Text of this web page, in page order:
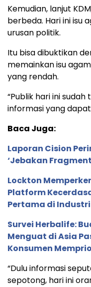
Kemudian, lanjut
berbeda. Hari ini isu
urusan politik.
Itu bisa dibuktikan
memainkan isu
yang rendah.
“Publik hari ini
informasi yang
Baca Juga:
Laporan Cision
‘Jebakan
Lockton
Platform
Pertama di Industri
Survei Herbalife:
Menguat di Asia
Konsumen
“Dulu informasi
sepotong, hari ini